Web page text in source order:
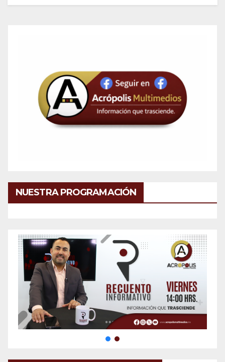
NUESTRA PROGRAMACIÓN